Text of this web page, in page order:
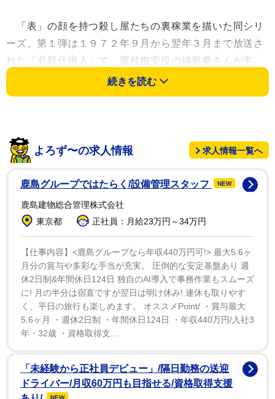
「表」の顔を持つ殺し屋たちの裏稼業を描いた同シリ
ーズ。第１弾は１９７２年９月から翌年３月まで放送さ
れた「必殺仕掛人」で、藤枝梅安役の緒形拳さんが主
演。続く「必殺仕置人」（７３年４月－同１０月放送）
で中村主水、念仏の鉄（山崎努）らが登場。初期作品は
もあったが、その後は大衆性を強めてお茶の間に定着し
た。
い世代でありながら、「必殺」シリーズに造詣の深い高
鳥氏が解説する。
「ターニングポイントは７９年５月から始まったシリ
ーズ第１５弾の『必殺仕事人』です。それまで毎回、試
行錯誤や実験を繰り返して、７０年代という革新的な時
代を反映した反骨精神や反逆心も含めたアウトローもの
でしたが、『仕事人』には三田村邦彦さんが加わって、
ドな作風でしたが、三田村さんのアイドル人気も出て、
そこから基本的にストーリーをワンパターンへと落とし
続きを読む
よろず〜の求人情報 求人情報一覧へ
鹿島グループではたらく/設備管理スタッフ NEW
鹿島建物総合管理株式会社
東京都
正社員：月給23万円～34万円
【仕事内容】<鹿島グループなら年収440万円可!> 最大5.6ヶ
月分の賞与や多彩な手当が充実。 圧倒的な安定基盤あり 週
休2日制&年間休日124日 独自のAI導入で事務作業もスムーズ
に! 月の半分は宿直ですが翌日は明け休み! 連休も取りやす
く、平日の旅行も楽しめます。 オススメPoint/ ・賞与最大
5.6ヶ月 ・週休2日制 ・年間休日124日 ・年収440万円/入社3
年・32歳 ・資格取得支...
「未経験から正社員デビュー」/隔日勤務の送迎
ドライバー/月収60万円も目指せる/資格取得支援
NEW